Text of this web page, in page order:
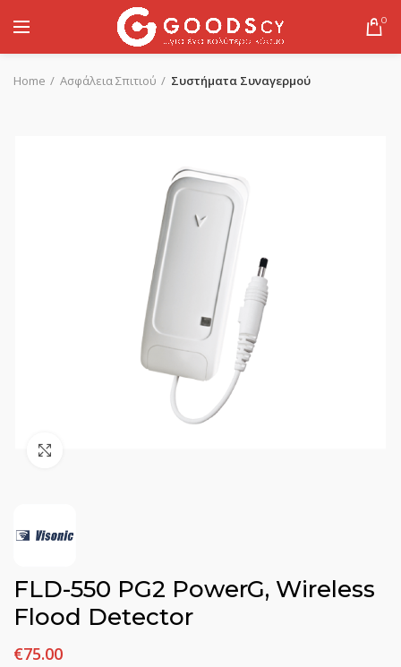
0
Home Ασφάλεια Σπιτιού Συστήματα Συναγερμού
FLD-550 PG2 PowerG, Wireless
Flood Detector
€75.00